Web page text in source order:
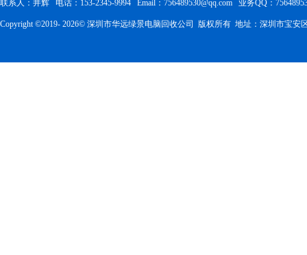
联系人：井辉 电话：153-2345-9994 Email：756489530@qq.com 业务QQ：
Copyright ©2019- 2026© 深圳市华远绿景电脑回收公司 版权所有 地址：深圳市宝安